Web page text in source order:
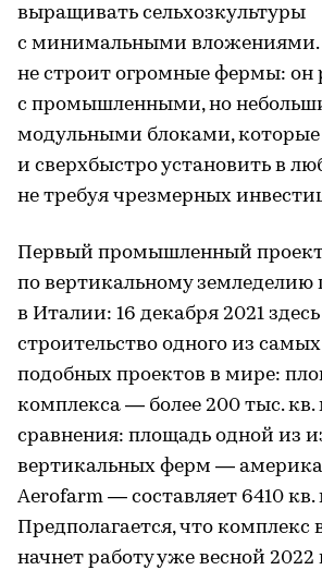
выращивать сельхозкультуры
с минимальными вложениями.
не строит огромные фермы: он
с промышленными, но
модульными блоками,
и сверхбыстро установить в
не требуя чрезмерных
Первый промышленный
по вертикальному земледелию
в Италии: 16 декабря 2021
строительство одного из
подобных проектов в мире:
комплекса — более 200 тыс. кв.
сравнения: площадь одной из
вертикальных ферм —
Aerofarm — составляет 6410 кв.
Предполагается, что комплекс
начнет работу уже весной 2022